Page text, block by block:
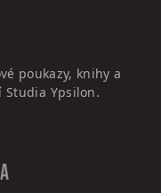
poukazy, knihy a
Studia Ypsilon.